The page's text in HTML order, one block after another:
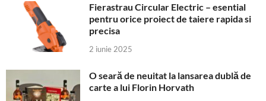
Fierastrau Circular Electric – esential
pentru orice proiect de taiere rapida si
precisa
2 iunie 2025
O seară de neuitat la lansarea dublă de
carte a lui Florin Horvath